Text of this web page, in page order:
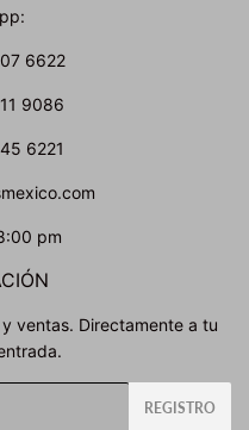
6622
9086
6221
pm
ventas. Directamente a tu
REGISTRO